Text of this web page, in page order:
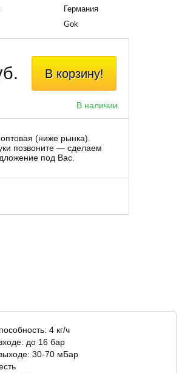
Германия
Gok
В корзину!
В наличии
(ниже рынка).
позвоните — сделаем
под Вас.
4 кг/ч
до 16 бар
30-70 мБар